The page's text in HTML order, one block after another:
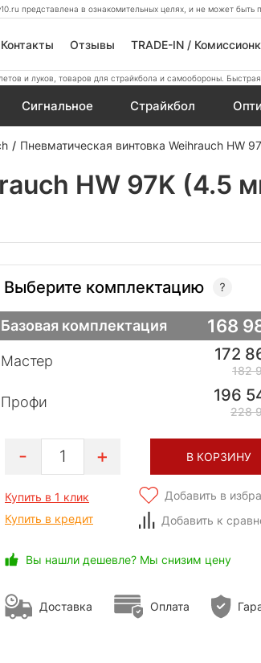
представлена в ознакомительных целях, и не может быть
Контакты Отзывы TRADE-IN /
и луков, товаров для страйкбола и самообороны.
Сигнальное Страйкбол
Пневматическая винтовка Weihrauch HW
HW 97K (4.5
Выберите комплектацию
Базовая комплектация 168
Мастер 172
182
Профи 196
228
1 В КОРЗИНУ
Купить в 1 клик
Купить в кредит
Добавить в
Добавить к
Вы нашли дешевле? Мы снизим цену
Доставка Оплата